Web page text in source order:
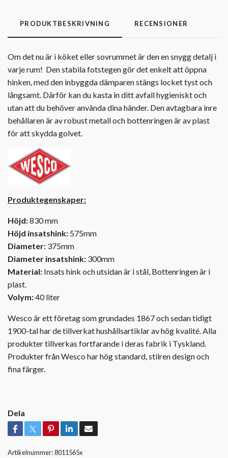
PRODUKTBESKRIVNING RECENSIONER
Om det nu är i köket eller sovrummet är den en snygg detalj i
varje rum! Den stabila fotstegen gör det enkelt att öppna
hinken, med den inbyggda dämparen stängs locket tyst och
långsamt. Därför kan du kasta in ditt avfall hygieniskt och
utan att du behöver använda dina händer. Den avtagbara inre
behållaren är av robust metall och bottenringen är av plast
för att skydda golvet.
Produktegenskaper:
Höjd:830 mm
Höjd insatshink: 575mm
Diameter: 375mm
Diameter insatshink: 300mm
Material: Insats hink och utsidan är i stål, Bottenringen är i
plast.
Volym:40 liter
Wesco är ett företag som grundades 1867 och sedan tidigt
1900-tal har de tillverkat hushållsartiklar av hög kvalité. Alla
produkter tillverkas fortfarande i deras fabrik i Tyskland.
Produkter från Wesco har hög standard, stilren design och
fina färger.
Dela
Artikelnummer:8011565x